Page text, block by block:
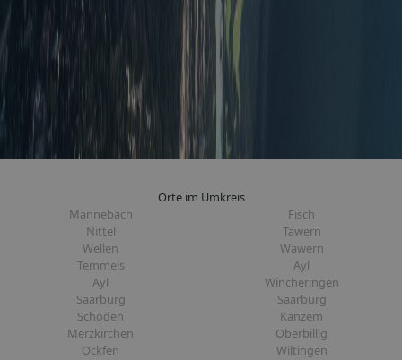
Orte im Umkreis
Mannebach
Fisch
Nittel
Tawern
Wellen
Wawern
Temmels
Ayl
Ayl
Wincheringen
Saarburg
Saarburg
Schoden
Kanzem
Merzkirchen
Oberbillig
Ockfen
Wiltingen